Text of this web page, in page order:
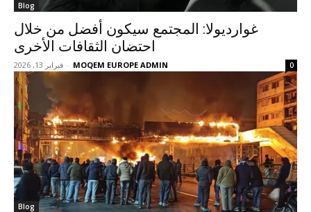
Blog
غوارديولا: المجتمع سيكون أفضل من خلال
احتضان الثقافات الأخرى
MOQEM EUROPE ADMIN
- فبراير 13, 2026 0
Blog